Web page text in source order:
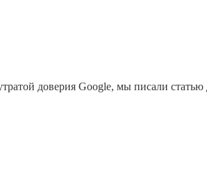
доверия Google, мы писали